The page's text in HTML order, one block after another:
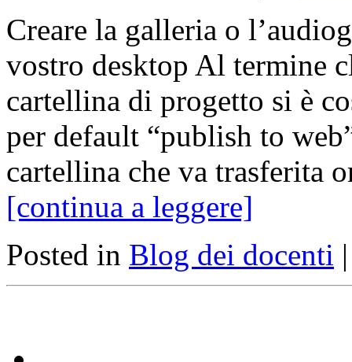
Creare la galleria o
vostro desktop Al termine
cartellina di progetto si è
per default “publish to
cartellina che va trasferita
[continua a leggere]
Posted in Blog dei docenti